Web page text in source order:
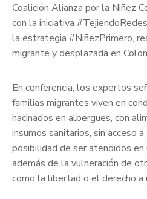
Coalición Alianza por la Niñez
con la iniciativa
la estrategia #NiñezPrimero,
migrante y desplazada en
En conferencia, los expertos
familias migrantes viven en
hacinados en albergues, con
insumos sanitarios, sin acceso
posibilidad de ser atendidos en
además de la vulneración de
como la libertad o el derecho a